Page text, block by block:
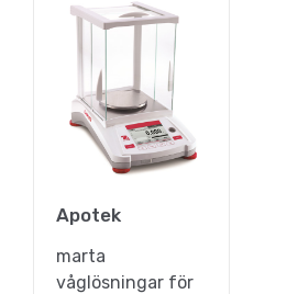
Apotek
marta
våglösningar för